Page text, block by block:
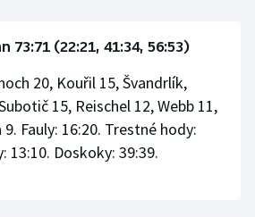
73:71 (22:21, 41:34, 56:53)
20, Kouřil 15, Švandrlík,
15, Reischel 12, Webb 11,
Fauly: 16:20. Trestné hody:
13:10. Doskoky: 39:39.